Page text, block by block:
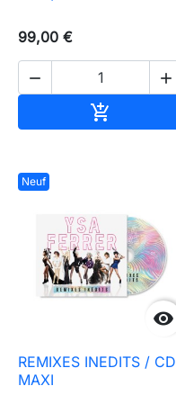
99,00 €
 

Neuf

REMIXES INEDITS / CD
MAXI